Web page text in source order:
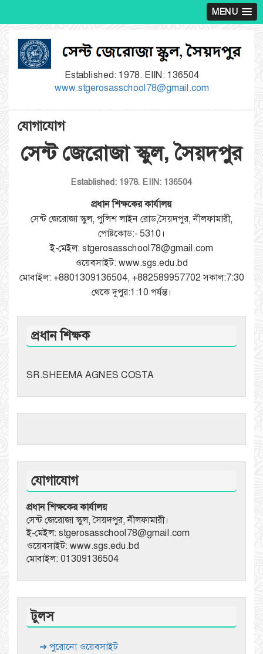
MENU
Established: 1978. EIIN: 136504
www.stgerosasschool78@gmail.com
যোগাযোগ
সেন্ট জেরোজা স্কুল, সৈয়দপুর
Established: 1978. EIIN: 136504
প্রধান শিক্ষকের কার্যালয়
সেন্ট জেরোজা স্কুল, পুলিশ লাইন রোড,সৈয়দপুর, নীলফামারী,
পোষ্টকোড:- 5310।
ই-মেইল: stgerosasschool78@gmail.com
ওয়েবসাইট: www.sgs.edu.bd
মোবাইল: +8801309136504, +882589957702 সকাল:7:30
থেকে দুপুর:1:10 পর্যন্ত।
প্রধান শিক্ষক
SR.SHEEMA AGNES COSTA
যোগাযোগ
প্রধান শিক্ষকের কার্যালয়
সেন্ট জেরোজা স্কুল, সৈয়দপুর, নীলফামারী।
ই-মেইল: stgerosasschool78@gmail.com
ওয়েবসাইট: www.sgs.edu.bd
মোবাইল: 01309136504
টুলস
➔ পুরোনো ওয়েবসাইট